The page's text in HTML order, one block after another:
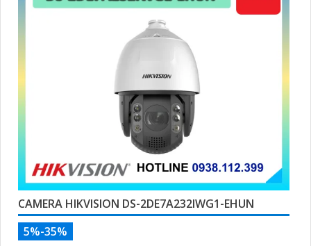
CAMERA HIKVISION DS-2DE7A232IWG1-EHUN
5%-35%